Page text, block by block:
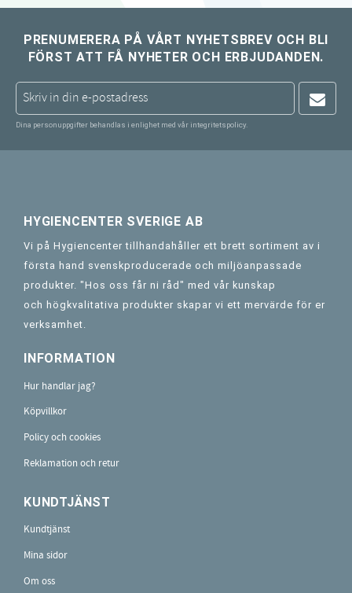
PRENUMERERA PÅ VÅRT NYHETSBREV OCH BLI
FÖRST ATT FÅ NYHETER OCH ERBJUDANDEN.
Dina personuppgifter behandlas i enlighet med vår integritetspolicy.
HYGIENCENTER SVERIGE AB
Vi på Hygiencenter tillhandahåller ett brett sortiment av i
första hand svenskproducerade och miljöanpassade
produkter. "Hos oss får ni råd" med vår kunskap
och högkvalitativa produkter skapar vi ett mervärde för er
verksamhet.
INFORMATION
Hur handlar jag?
Köpvillkor
Policy och cookies
Reklamation och retur
KUNDTJÄNST
Kundtjänst
Mina sidor
Om oss